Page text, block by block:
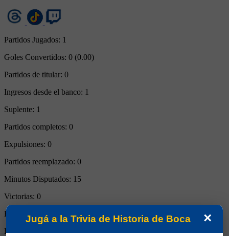
Partidos Jugados: 1
Goles Convertidos: 0 (0.00)
Partidos de titular: 0
Ingresos desde el banco: 1
Suplente: 1
Partidos completos: 0
Expulsiones: 0
Partidos reemplazado: 0
Minutos Disputados: 15
Victorias: 0
Empates:
Derrotas:0
×
Jugá a la Trivia de Historia de Boca